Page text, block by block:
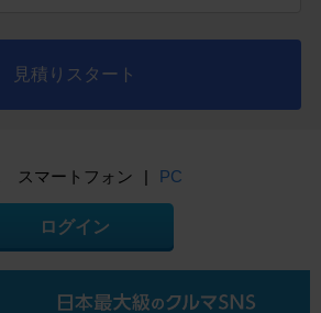
見積りスタート
スマートフォン | PC
ログイン